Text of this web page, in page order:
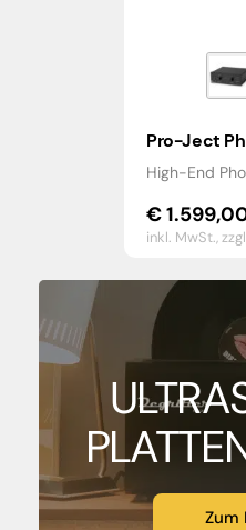
Pro-Ject
High-End
€
inkl. MwSt.,
Zum